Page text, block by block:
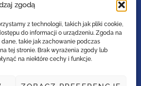
zgodą
z technologii, takich jak pliki cookie,
do informacji o urządzeniu. Zgoda na
takie jak zachowanie podczas
tej stronie. Brak wyrażenia zgody lub
na niektóre cechy i funkcje.